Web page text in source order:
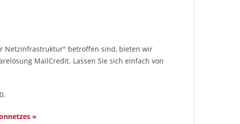
Netzinfrastruktur" betroffen sind, bieten wir
MailCredit. Lassen Sie sich einfach von
»